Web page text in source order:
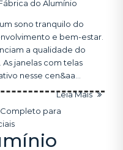
do Alumínio
sono tranquilo do
e bem-estar.
a qualidade do
janelas com telas
nesse cen&aa...
Leia Mais